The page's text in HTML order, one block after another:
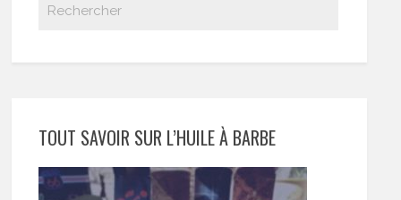
TOUT SAVOIR SUR L’HUILE À BARBE